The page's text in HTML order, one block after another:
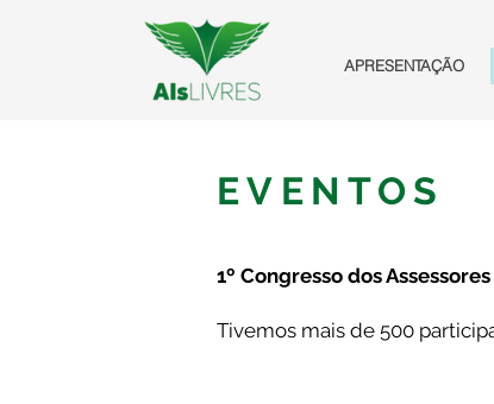
APRESENTAÇÃO
EVENTOS
1º Congresso dos
Tivemos mais de 500